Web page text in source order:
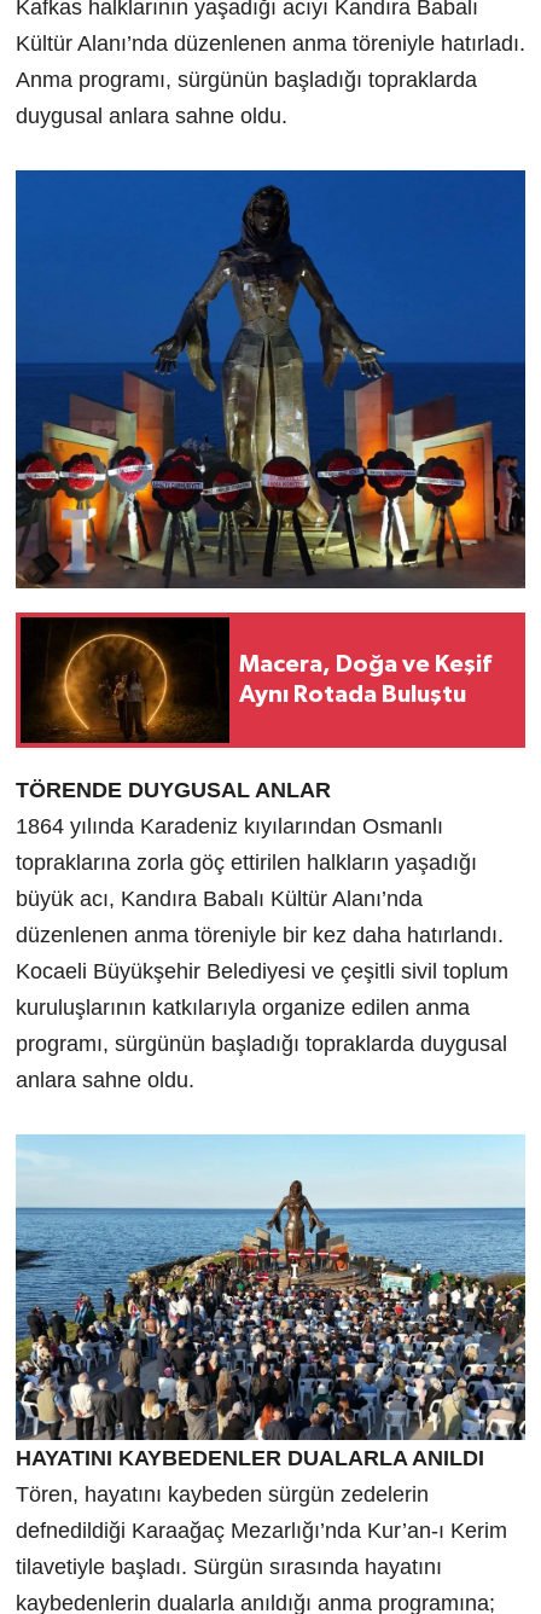
Kafkas halklarının yaşadığı acıyı Kandıra Babalı
Kültür Alanı’nda düzenlenen anma töreniyle hatırladı.
Anma programı, sürgünün başladığı topraklarda
duygusal anlara sahne oldu.
Macera, Doğa ve Keşif
Aynı Rotada Buluştu
TÖRENDE DUYGUSAL ANLAR
1864 yılında Karadeniz kıyılarından Osmanlı
topraklarına zorla göç ettirilen halkların yaşadığı
büyük acı, Kandıra Babalı Kültür Alanı’nda
düzenlenen anma töreniyle bir kez daha hatırlandı.
Kocaeli Büyükşehir Belediyesi ve çeşitli sivil toplum
kuruluşlarının katkılarıyla organize edilen anma
programı, sürgünün başladığı topraklarda duygusal
anlara sahne oldu.
HAYATINI KAYBEDENLER DUALARLA ANILDI
Tören, hayatını kaybeden sürgün zedelerin
defnedildiği Karaağaç Mezarlığı’nda Kur’an-ı Kerim
tilavetiyle başladı. Sürgün sırasında hayatını
kaybedenlerin dualarla anıldığı anma programına;